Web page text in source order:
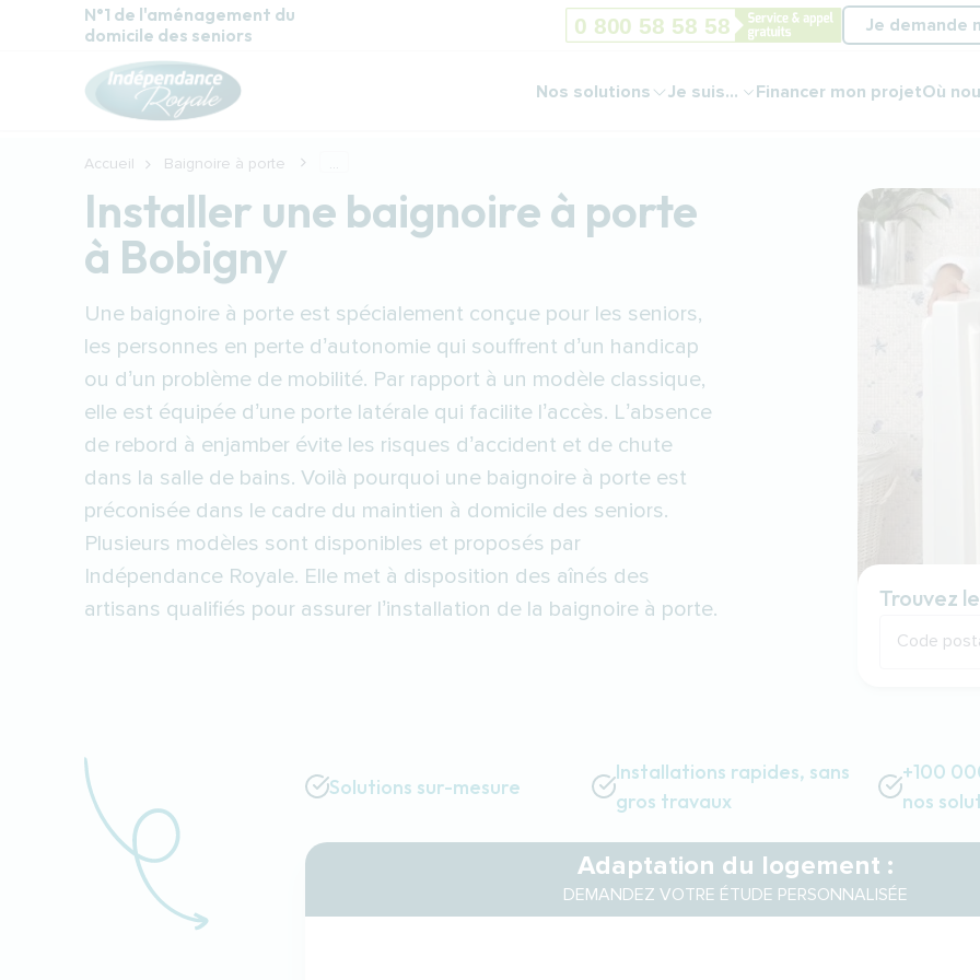
Aller au contenu principal
N°1 de l'aménagement du
domicile des seniors
Je demande
Nos solutions Je suis... Financer mon projetOù
Accueil Baignoire à porte ...
Installer une baignoire à porte
à Bobigny
Une baignoire à porte est spécialement conçue pour les seniors,
les personnes en perte d’autonomie qui souffrent d’un handicap
ou d’un problème de mobilité. Par rapport à un modèle classique,
elle est équipée d’une porte latérale qui facilite l’accès. L’absence
de rebord à enjamber évite les risques d’accident et de chute
dans la salle de bains. Voilà pourquoi une baignoire à porte est
préconisée dans le cadre du maintien à domicile des seniors.
Plusieurs modèles sont disponibles et proposés par
Indépendance Royale. Elle met à disposition des aînés des
artisans qualifiés pour assurer l’installation de la baignoire à porte.
Trouvez
Code
Solutions sur-mesure
Installations rapides, sans
gros travaux
+100
nos
Adaptation du logement :
DEMANDEZ VOTRE ÉTUDE PERSONNALISÉE